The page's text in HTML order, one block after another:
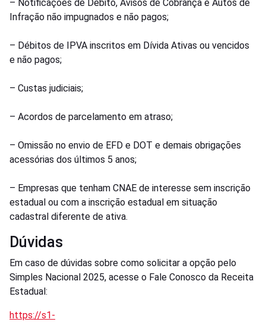
– Notificações de Débito, Avisos de Cobrança e Autos de
Infração não impugnados e não pagos;
– Débitos de IPVA inscritos em Dívida Ativas ou vencidos
e não pagos;
– Custas judiciais;
– Acordos de parcelamento em atraso;
– Omissão no envio de EFD e DOT e demais obrigações
acessórias dos últimos 5 anos;
– Empresas que tenham CNAE de interesse sem inscrição
estadual ou com a inscrição estadual em situação
cadastral diferente de ativa.
Dúvidas
Em caso de dúvidas sobre como solicitar a opção pelo
Simples Nacional 2025, acesse o Fale Conosco da Receita
Estadual:
https://s1-